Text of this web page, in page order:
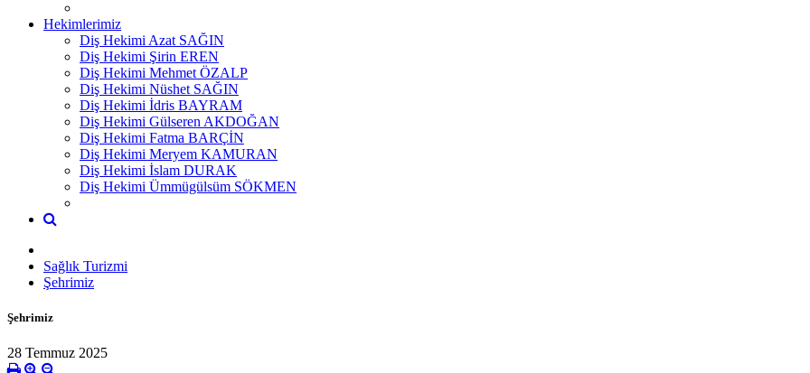
Hekimlerimiz
Diş Hekimi Azat SAĞIN
Diş Hekimi Şirin EREN
Diş Hekimi Mehmet ÖZALP
Diş Hekimi Nüshet SAĞIN
Diş Hekimi İdris BAYRAM
Diş Hekimi Gülseren AKDOĞAN
Diş Hekimi Fatma BARÇİN
Diş Hekimi Meryem KAMURAN
Diş Hekimi İslam DURAK
Diş Hekimi Ümmügülsüm SÖKMEN
Sağlık Turizmi
Şehrimiz
Şehrimiz
28 Temmuz 2025